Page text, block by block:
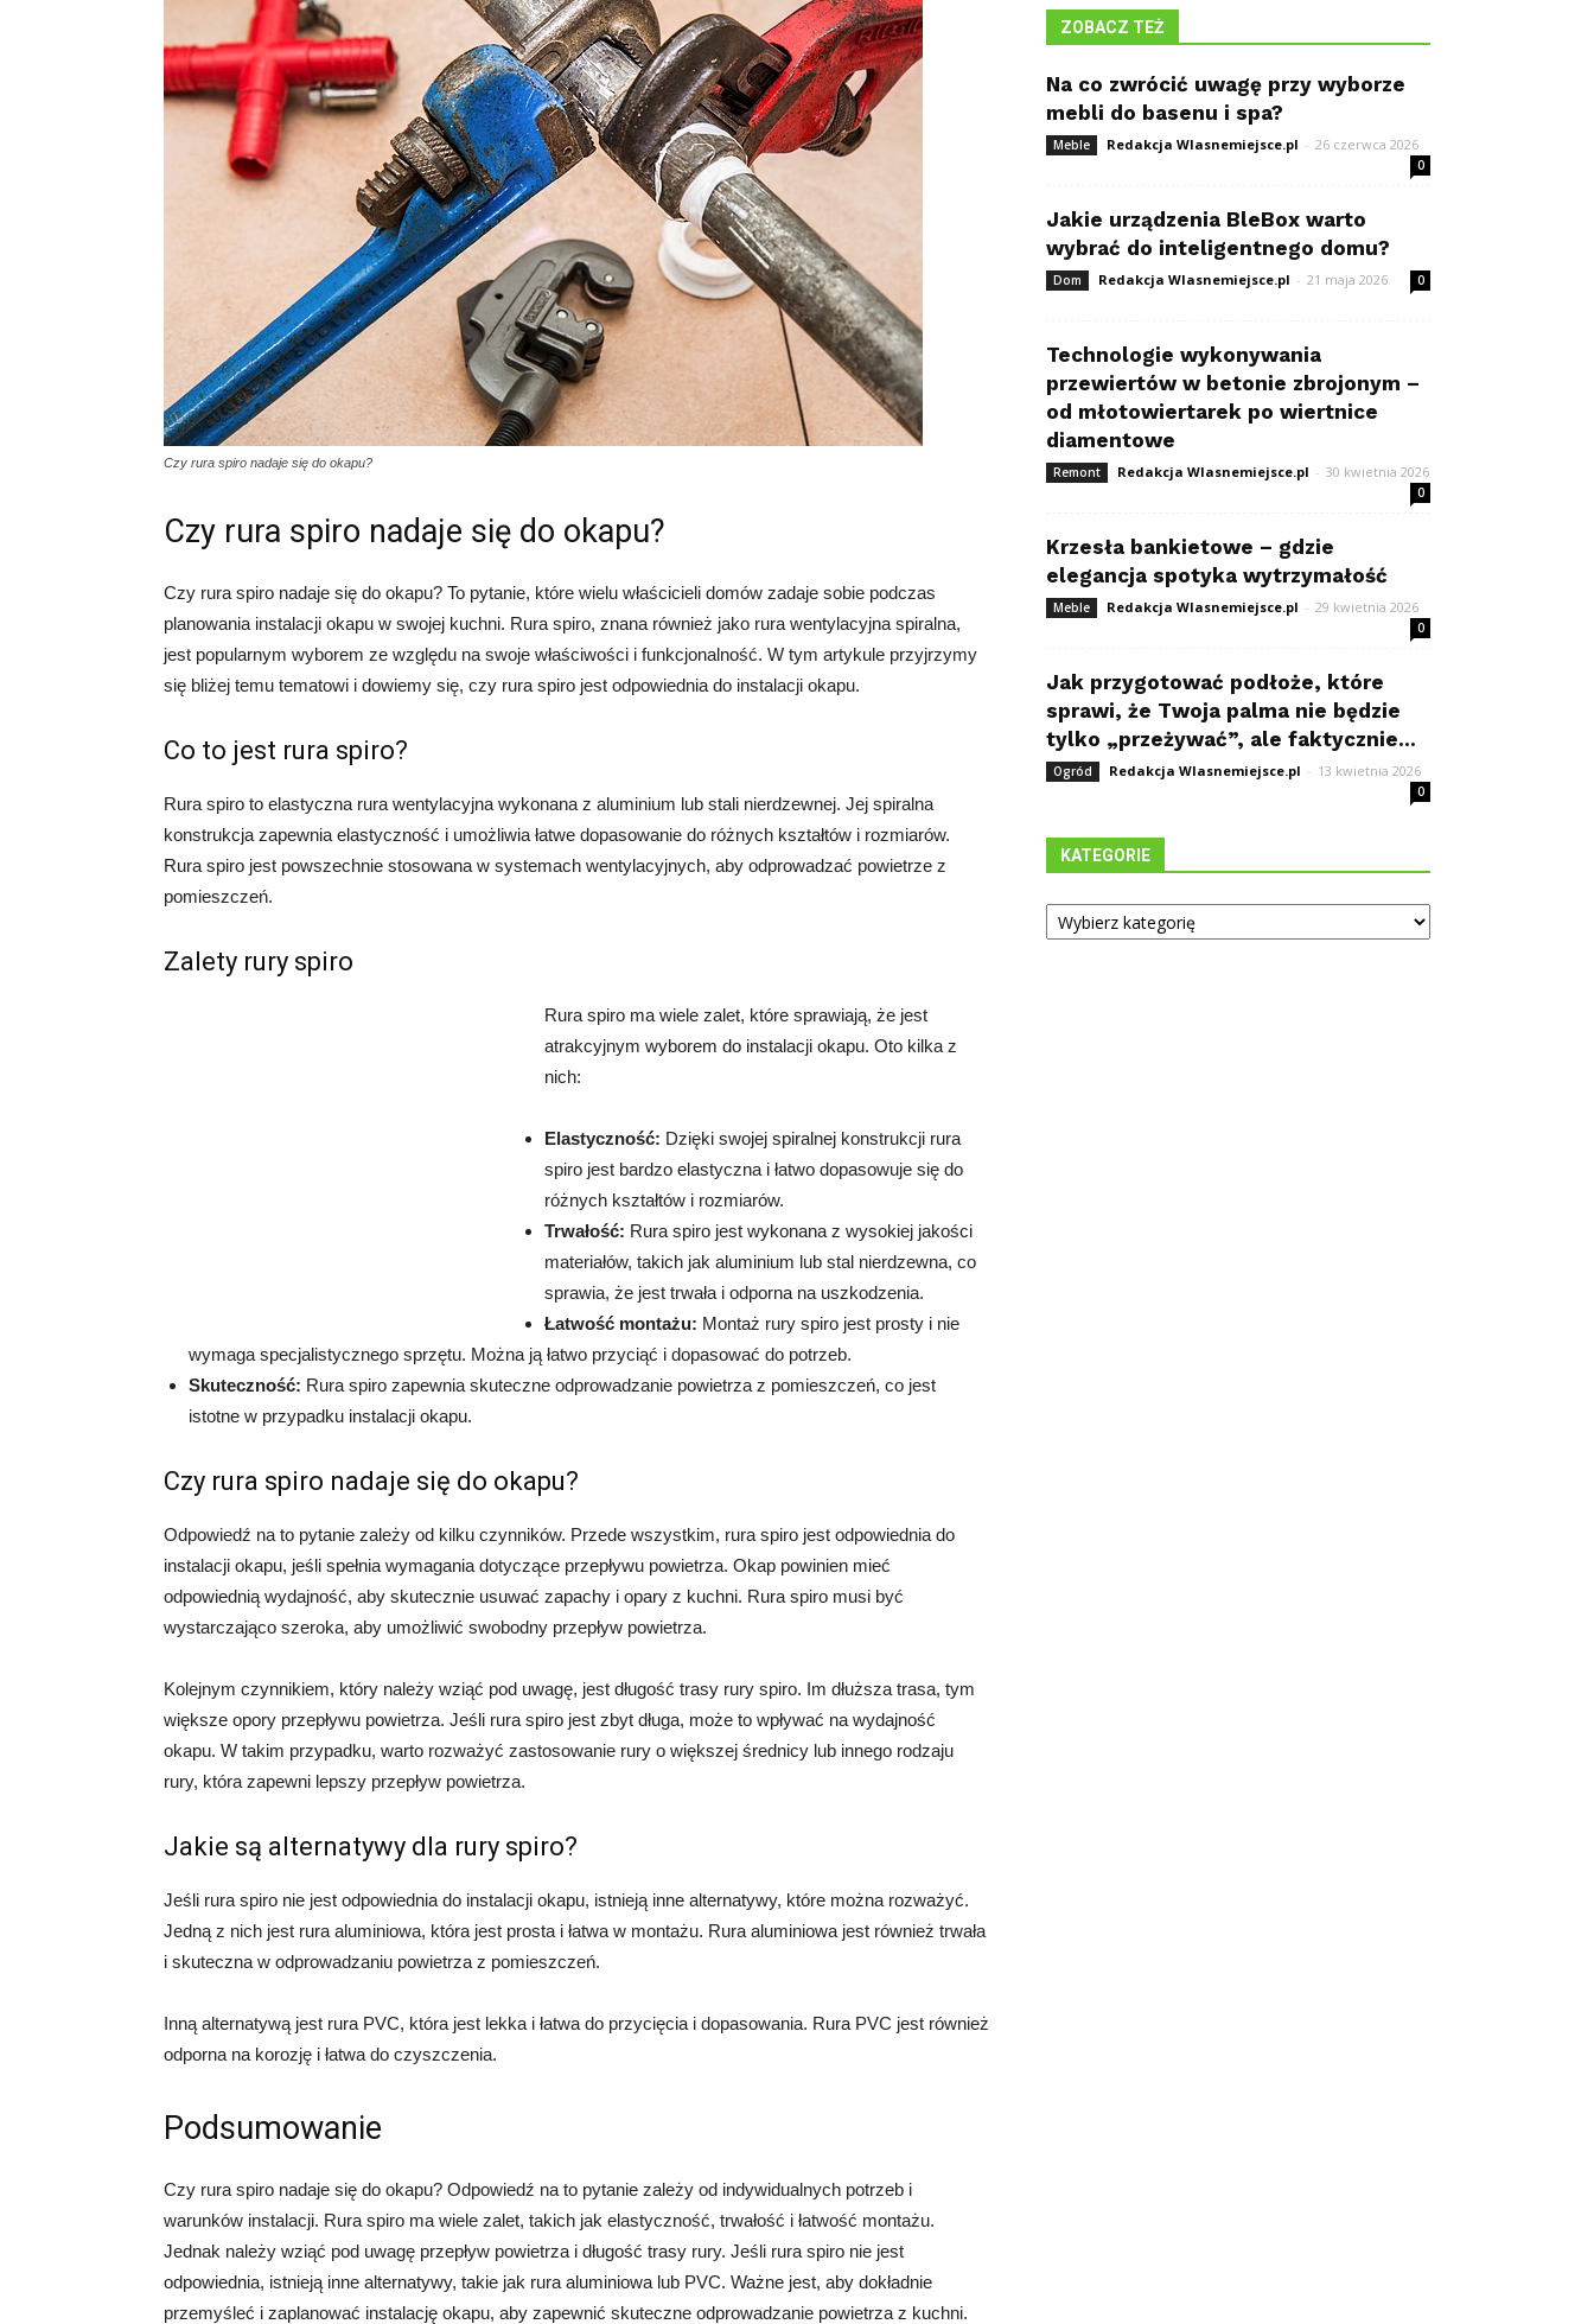
Czy rura spiro nadaje się do okapu?
Czy rura spiro nadaje się do okapu?
Czy rura spiro nadaje się do okapu? To pytanie, które wielu właścicieli domów zadaje sobie podczas
planowania instalacji okapu w swojej kuchni. Rura spiro, znana również jako rura wentylacyjna spiralna,
jest popularnym wyborem ze względu na swoje właściwości i funkcjonalność. W tym artykule przyjrzymy
się bliżej temu tematowi i dowiemy się, czy rura spiro jest odpowiednia do instalacji okapu.
Co to jest rura spiro?
Rura spiro to elastyczna rura wentylacyjna wykonana z aluminium lub stali nierdzewnej. Jej spiralna
konstrukcja zapewnia elastyczność i umożliwia łatwe dopasowanie do różnych kształtów i rozmiarów.
Rura spiro jest powszechnie stosowana w systemach wentylacyjnych, aby odprowadzać powietrze z
pomieszczeń.
Zalety rury spiro
Rura spiro ma wiele zalet, które sprawiają, że jest
atrakcyjnym wyborem do instalacji okapu. Oto kilka z
nich:
Elastyczność: Dzięki swojej spiralnej konstrukcji rura
spiro jest bardzo elastyczna i łatwo dopasowuje się do
różnych kształtów i rozmiarów.
Trwałość: Rura spiro jest wykonana z wysokiej jakości
materiałów, takich jak aluminium lub stal nierdzewna, co
sprawia, że jest trwała i odporna na uszkodzenia.
Łatwość montażu: Montaż rury spiro jest prosty i nie
wymaga specjalistycznego sprzętu. Można ją łatwo przyciąć i dopasować do potrzeb.
Skuteczność: Rura spiro zapewnia skuteczne odprowadzanie powietrza z pomieszczeń, co jest
istotne w przypadku instalacji okapu.
Czy rura spiro nadaje się do okapu?
Odpowiedź na to pytanie zależy od kilku czynników. Przede wszystkim, rura spiro jest odpowiednia do
instalacji okapu, jeśli spełnia wymagania dotyczące przepływu powietrza. Okap powinien mieć
odpowiednią wydajność, aby skutecznie usuwać zapachy i opary z kuchni. Rura spiro musi być
wystarczająco szeroka, aby umożliwić swobodny przepływ powietrza.
Kolejnym czynnikiem, który należy wziąć pod uwagę, jest długość trasy rury spiro. Im dłuższa trasa, tym
większe opory przepływu powietrza. Jeśli rura spiro jest zbyt długa, może to wpływać na wydajność
okapu. W takim przypadku, warto rozważyć zastosowanie rury o większej średnicy lub innego rodzaju
rury, która zapewni lepszy przepływ powietrza.
Jakie są alternatywy dla rury spiro?
Jeśli rura spiro nie jest odpowiednia do instalacji okapu, istnieją inne alternatywy, które można rozważyć.
Jedną z nich jest rura aluminiowa, która jest prosta i łatwa w montażu. Rura aluminiowa jest również trwała
i skuteczna w odprowadzaniu powietrza z pomieszczeń.
Inną alternatywą jest rura PVC, która jest lekka i łatwa do przycięcia i dopasowania. Rura PVC jest również
odporna na korozję i łatwa do czyszczenia.
Podsumowanie
Czy rura spiro nadaje się do okapu? Odpowiedź na to pytanie zależy od indywidualnych potrzeb i
warunków instalacji. Rura spiro ma wiele zalet, takich jak elastyczność, trwałość i łatwość montażu.
Jednak należy wziąć pod uwagę przepływ powietrza i długość trasy rury. Jeśli rura spiro nie jest
odpowiednia, istnieją inne alternatywy, takie jak rura aluminiowa lub PVC. Ważne jest, aby dokładnie
przemyśleć i zaplanować instalację okapu, aby zapewnić skuteczne odprowadzanie powietrza z kuchni.
ZOBACZ TEŻ
Na co zwrócić uwagę przy wyborze
mebli do basenu i spa?
Meble Redakcja Wlasnemiejsce.pl - 26 czerwca 2026
0
Jakie urządzenia BleBox warto
wybrać do inteligentnego domu?
Dom Redakcja Wlasnemiejsce.pl - 21 maja 2026 0
Technologie wykonywania
przewiertów w betonie zbrojonym –
od młotowiertarek po wiertnice
diamentowe
Remont Redakcja Wlasnemiejsce.pl - 30 kwietnia 2026
0
Krzesła bankietowe – gdzie
elegancja spotyka wytrzymałość
Meble Redakcja Wlasnemiejsce.pl - 29 kwietnia 2026
0
Jak przygotować podłoże, które
sprawi, że Twoja palma nie będzie
tylko „przeżywać”, ale faktycznie...
Ogród Redakcja Wlasnemiejsce.pl - 13 kwietnia 2026
0
KATEGORIE
Kategorie